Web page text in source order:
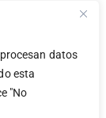
datos
esta
"No